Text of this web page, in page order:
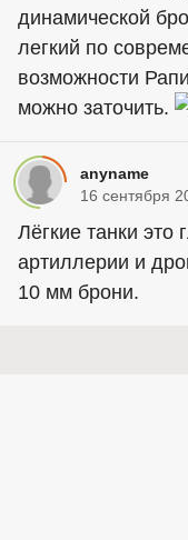
динамической
легкий по
возможности
можно заточить.
anyname
16 сентября
Лёгкие танки это
артиллерии и
10 мм брони.